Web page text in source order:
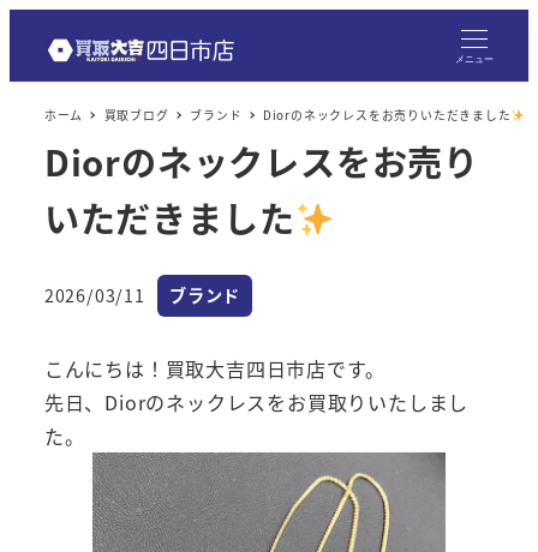
メニュー
ホーム 買取ブログ ブランド Diorのネックレスをお売りいただきました
Diorのネックレスをお売り
いただきました
投稿日
2026/03/11 カテゴリー
ブランド
こんにちは！買取大吉四日市店です。
先日、Diorのネックレスをお買取りいたしまし
た。